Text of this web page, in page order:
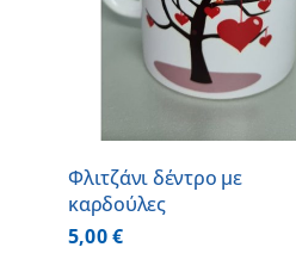
Φλιτζάνι δέντρο με
καρδούλες
5,00€